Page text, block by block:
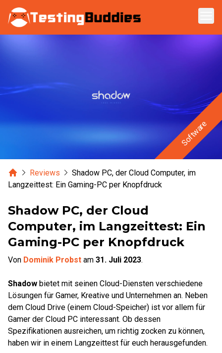
Zum Hauptinhalt springen
Software
HomeReviews
Shadow PC, der Cloud Computer, im
Langzeittest: Ein Gaming-PC per Knopfdruck
Shadow PC, der Cloud
Computer, im Langzeittest: Ein
Gaming-PC per Knopfdruck
Von Dominik Probst am 31. Juli 2023.
Shadow bietet mit seinen Cloud-Diensten verschiedene
Lösungen für Gamer, Kreative und Unternehmen an. Neben
dem Cloud Drive (einem Cloud-Speicher) ist vor allem für
Gamer der Cloud PC interessant. Ob dessen
Spezifikationen ausreichen, um richtig zocken zu können,
haben wir in einem Langzeittest für euch herausgefunden.